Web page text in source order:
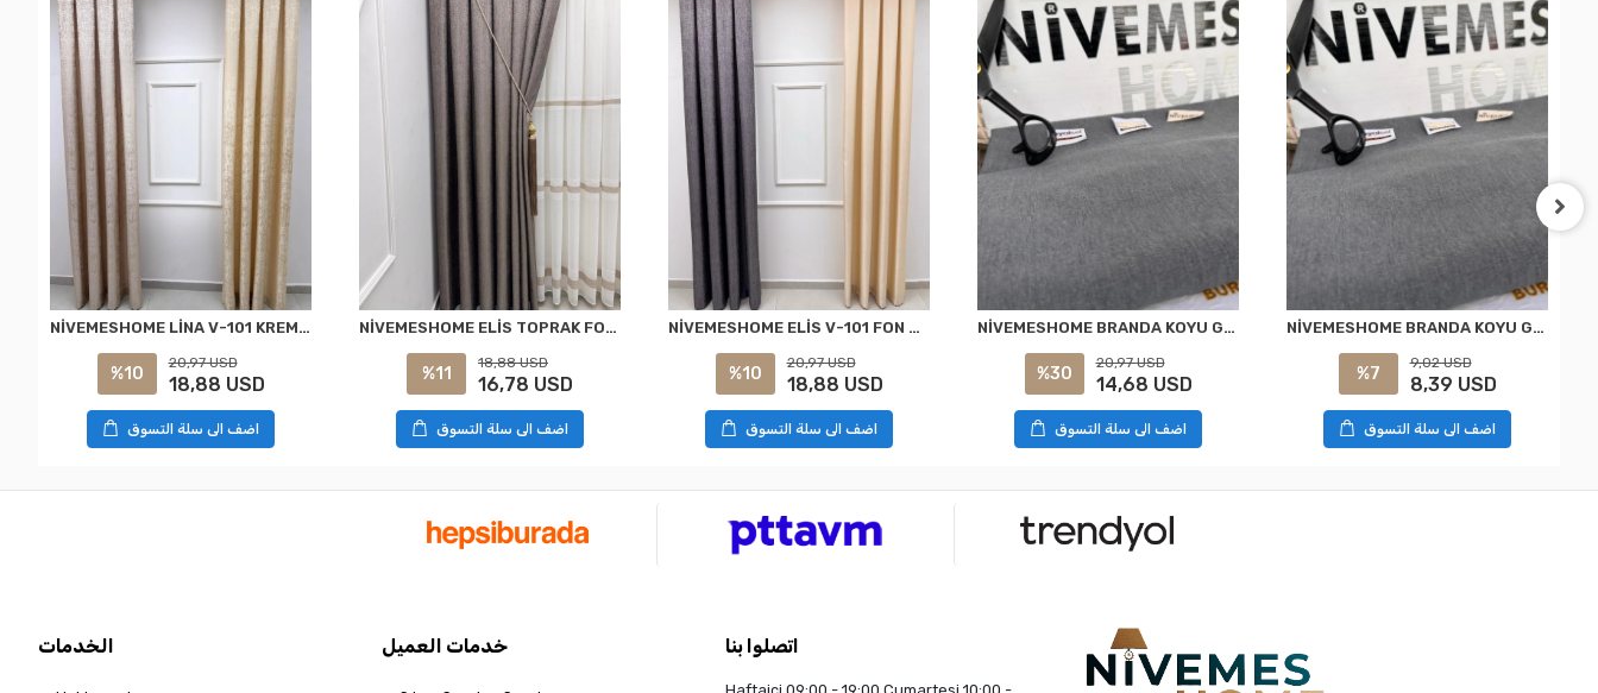
NİVEMESHOME LİNA V-101 KREM 1/3 PİLELİ FON PERDE
%10
20,97 USD
18,88 USD
اضف الى سلة التسوق
NİVEMESHOME ELİS TOPRAK FON PERDE 1/3 SIK PİLELİ PERDE APM
%11
18,88 USD
16,78 USD
اضف الى سلة التسوق
NİVEMESHOME ELİS V-101 FON PERDE 1/3 SIK PİLELİ PERDE APM
%10
20,97 USD
18,88 USD
اضف الى سلة التسوق
NİVEMESHOME BRANDA KOYU GRİ BALKON PERDESİ
%30
20,97 USD
14,68 USD
اضف الى سلة التسوق
NİVEMESHOME BRANDA KOYU GRİ BALKON PERDESİ
%7
9,02 USD
8,39 USD
اضف الى سلة التسوق
الخدمات خدمات العميل اتصلوا بنا